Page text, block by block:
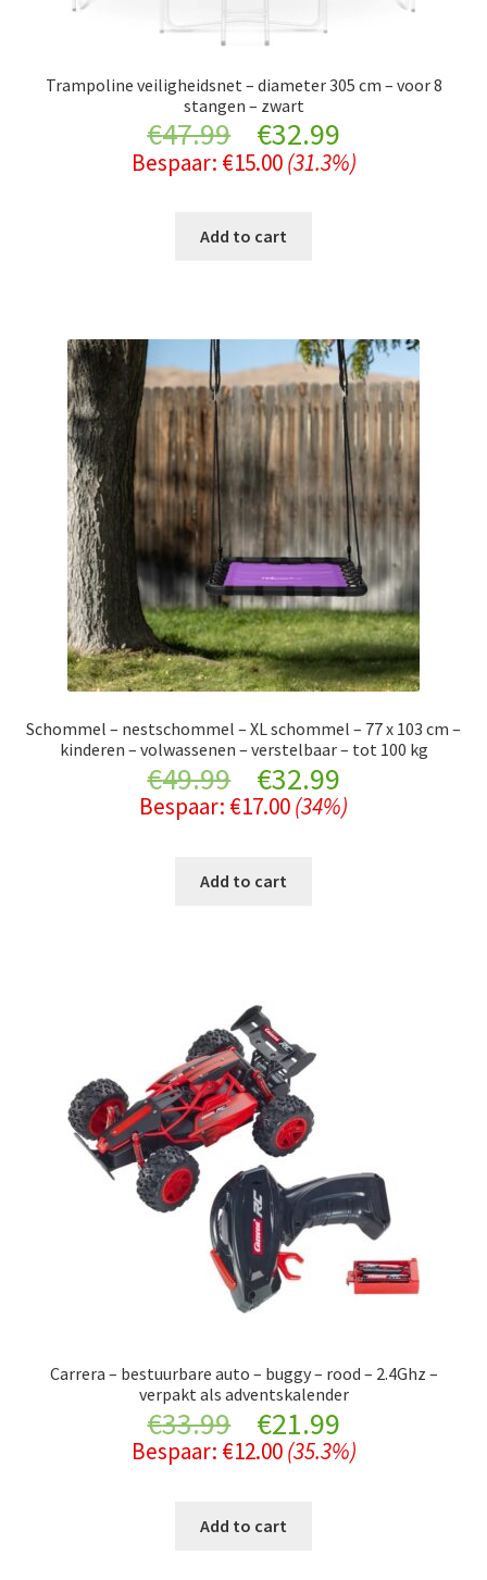
Trampoline veiligheidsnet – diameter 305 cm – voor 8
stangen – zwart
€47.99
Original
price
was:
€32.99Current
price
Bespaar: €15.00 (31.3%)
Add to cart
Schommel – nestschommel – XL schommel – 77 x 103 cm –
kinderen – volwassenen – verstelbaar – tot 100 kg
€49.99
Original
price
was:
€32.99Current
price
Bespaar: €17.00(34%)
Add to cart
Carrera – bestuurbare auto – buggy – rood – 2.4Ghz –
verpakt als adventskalender
€33.99
Original
price
was:
€21.99Current
price
Bespaar: €12.00 (35.3%)
Add to cart